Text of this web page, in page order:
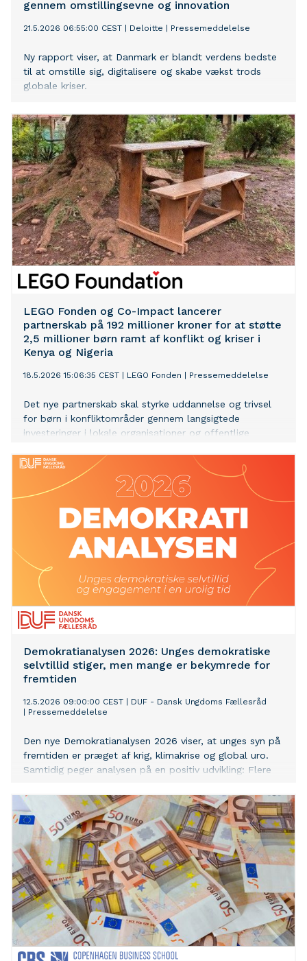
gennem omstillingsevne og innovation
21.5.2026 06:55:00 CEST Deloitte Pressemeddelelse
Ny rapport viser, at Danmark er blandt verdens bedste
til at omstille sig, digitalisere og skabe vækst trods
globale kriser.
LEGO Fonden og Co-Impact lancerer
partnerskab på 192 millioner kroner for at støtte
2,5 millioner børn ramt af konflikt og kriser i
Kenya og Nigeria
18.5.2026 15:06:35 CEST LEGO Fonden Pressemeddelelse
Det nye partnerskab skal styrke uddannelse og trivsel
for børn i konfliktområder gennem langsigtede
investeringer i lokale organisationer og offentlige
Demokratianalysen 2026: Unges demokratiske
selvtillid stiger, men mange er bekymrede for
fremtiden
12.5.2026 09:00:00 CEST
DUF - Dansk Ungdoms Fællesråd
Pressemeddelelse
Den nye Demokratianalysen 2026 viser, at unges syn på
fremtiden er præget af krig, klimakrise og global uro.
Samtidig peger analysen på en positiv udvikling: Flere
at de har noget at bidrage med i demokratiet.